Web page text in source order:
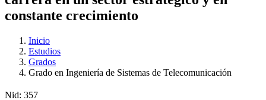
constante crecimiento
Inicio
Estudios
Grados
Grado en Ingeniería de Sistemas de Telecomunicación
Nid: 357